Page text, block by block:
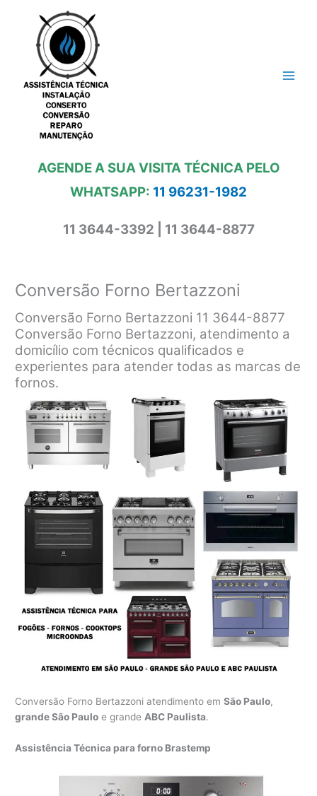
conteúdo
AGENDE A SUA VISITA TÉCNICA PELO
WHATSAPP: 11 96231-1982
11 3644-3392 | 11 3644-8877
Conversão Forno Bertazzoni
Conversão Forno Bertazzoni 11 3644-8877
Conversão Forno Bertazzoni, atendimento a
domicílio com técnicos qualificados e
experientes para atender todas as marcas de
fornos.
Conversão Forno Bertazzoni atendimento emSão Paulo,
grande São Paulo e grandeABC Paulista.
Assistência Técnica para forno Brastemp